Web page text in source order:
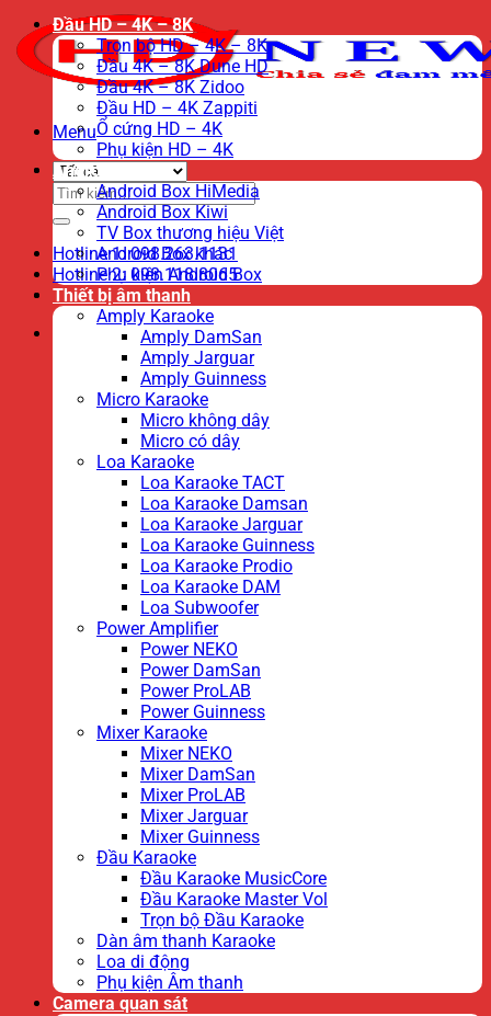
Menu
Tìm
kiếm:
Hotline 1: 098.263.1131
Hotline 2: 098.118.8065
Đầu HD – 4K – 8K
Trọn bộ HD – 4K – 8K
Đầu 4K – 8K Dune HD
Đầu 4K – 8K Zidoo
Đầu HD – 4K Zappiti
Ổ cứng HD – 4K
Phụ kiện HD – 4K
Android TV Box
Android Box HiMedia
Android Box Kiwi
TV Box thương hiệu Việt
Android Box khác
Phụ kiện Android Box
Thiết bị âm thanh
Amply Karaoke
Amply DamSan
Amply Jarguar
Amply Guinness
Micro Karaoke
Micro không dây
Micro có dây
Loa Karaoke
Loa Karaoke TACT
Loa Karaoke Damsan
Loa Karaoke Jarguar
Loa Karaoke Guinness
Loa Karaoke Prodio
Loa Karaoke DAM
Loa Subwoofer
Power Amplifier
Power NEKO
Power DamSan
Power ProLAB
Power Guinness
Mixer Karaoke
Mixer NEKO
Mixer DamSan
Mixer ProLAB
Mixer Jarguar
Mixer Guinness
Đầu Karaoke
Đầu Karaoke MusicCore
Đầu Karaoke Master Vol
Trọn bộ Đầu Karaoke
Dàn âm thanh Karaoke
Loa di động
Phụ kiện Âm thanh
Camera quan sát